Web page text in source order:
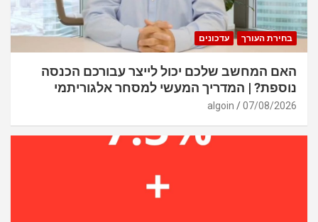
בחירת העורך עדכונים
האם המחשב שלכם יכול לייצר עבורכם הכנסה
נוספת? | המדריך המעשי למסחר אלגוריתמי
07/08/2026
algoin